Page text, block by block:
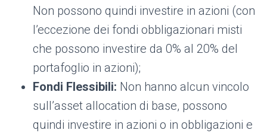
Non possono quindi investire in azioni (con
l’eccezione dei fondi obbligazionari misti
che possono investire da 0% al 20% del
portafoglio in azioni);
Fondi Flessibili: Non hanno alcun vincolo
sull’asset allocation di base, possono
quindi investire in azioni o in obbligazioni e